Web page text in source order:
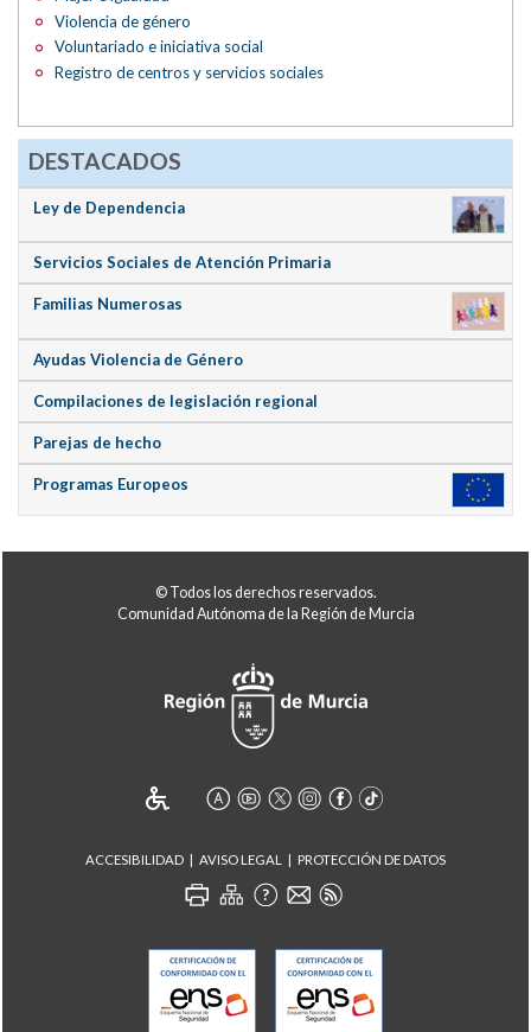
Violencia de género
Voluntariado e iniciativa social
Registro de centros y servicios sociales
DESTACADOS
Ley de Dependencia
Servicios Sociales de Atención Primaria
Familias Numerosas
Ayudas Violencia de Género
Compilaciones de legislación regional
Parejas de hecho
Programas Europeos
© Todos los derechos reservados.
Comunidad Autónoma de la Región de Murcia
ACCESIBILIDAD AVISO LEGAL PROTECCIÓN DE DATOS